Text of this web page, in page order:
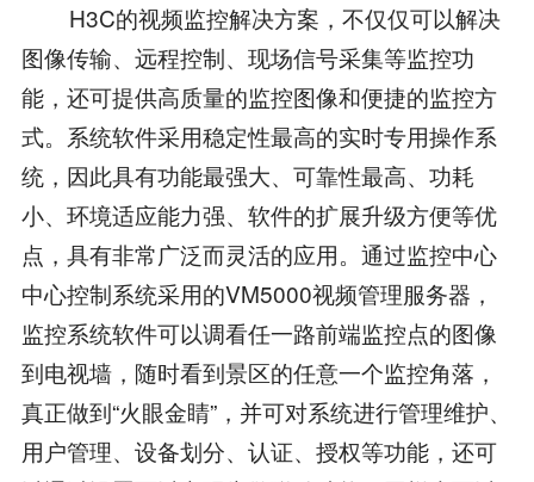
H3C的视频监控解决方案，不仅仅可以解决
图像传输、远程控制、现场信号采集等监控功
能，还可提供高质量的监控图像和便捷的监控方
式。系统软件采用稳定性最高的实时专用操作系
统，因此具有功能最强大、可靠性最高、功耗
小、环境适应能力强、软件的扩展升级方便等优
点，具有非常广泛而灵活的应用。通过监控中心
中心控制系统采用的VM5000视频管理服务器，
监控系统软件可以调看任一路前端监控点的图像
到电视墙，随时看到景区的任意一个监控角落，
真正做到“火眼金睛”，并可对系统进行管理维护、
用户管理、设备划分、认证、授权等功能，还可